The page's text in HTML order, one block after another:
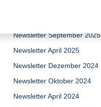
Newsletter September 2025
Newsletter April 2025
Newsletter Dezember 2024
Newsletter Oktober 2024
Newsletter April 2024